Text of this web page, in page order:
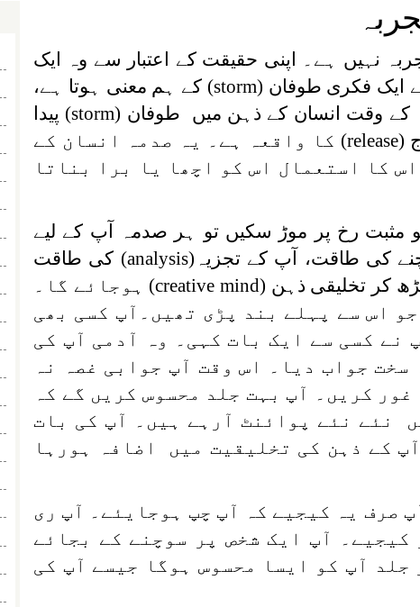
نہیں ہے۔ اپنی حقیقت کے اعتبار سے وہ ایک
ایک فکری طوفان (storm) کے ہم معنی ہوتا ہے،
کے وقت انسان کے ذہن میں طوفان (storm) پیدا
(release) کا واقعہ ہے۔ یہ صدمہ انسان کے
کا استعمال اس کو اچھا یا برا بناتا
مثبت رخ پر موڑ سکیں تو ہر صدمہ آپ کے لیے
کی طاقت، آپ کے تجزیہ (analysis) کی طاقت
کر تخلیقی ذہن (creative mind) ہوجائے گا۔
اس سے پہلے بند پڑی تھیں۔آپ کسی بھی
نے کسی سے ایک بات کہی۔ وہ آدمی آپ کی
جواب دیا۔ اس وقت آپ جوابی غصہ نہ
کریں۔ آپ بہت جلد محسوس کریں گے کہ
نئے نئے پوائنٹ آرہے ہیں۔ آپ کی بات
کے ذہن کی تخلیقیت میں اضافہ ہورہا
صرف یہ کیجیے کہ آپ چپ ہوجایئے۔ آپ ری
کیجیے۔ آپ ایک شخص پر سوچنے کے بجائے
آپ کو ایسا محسوس ہوگا جیسے آپ کی